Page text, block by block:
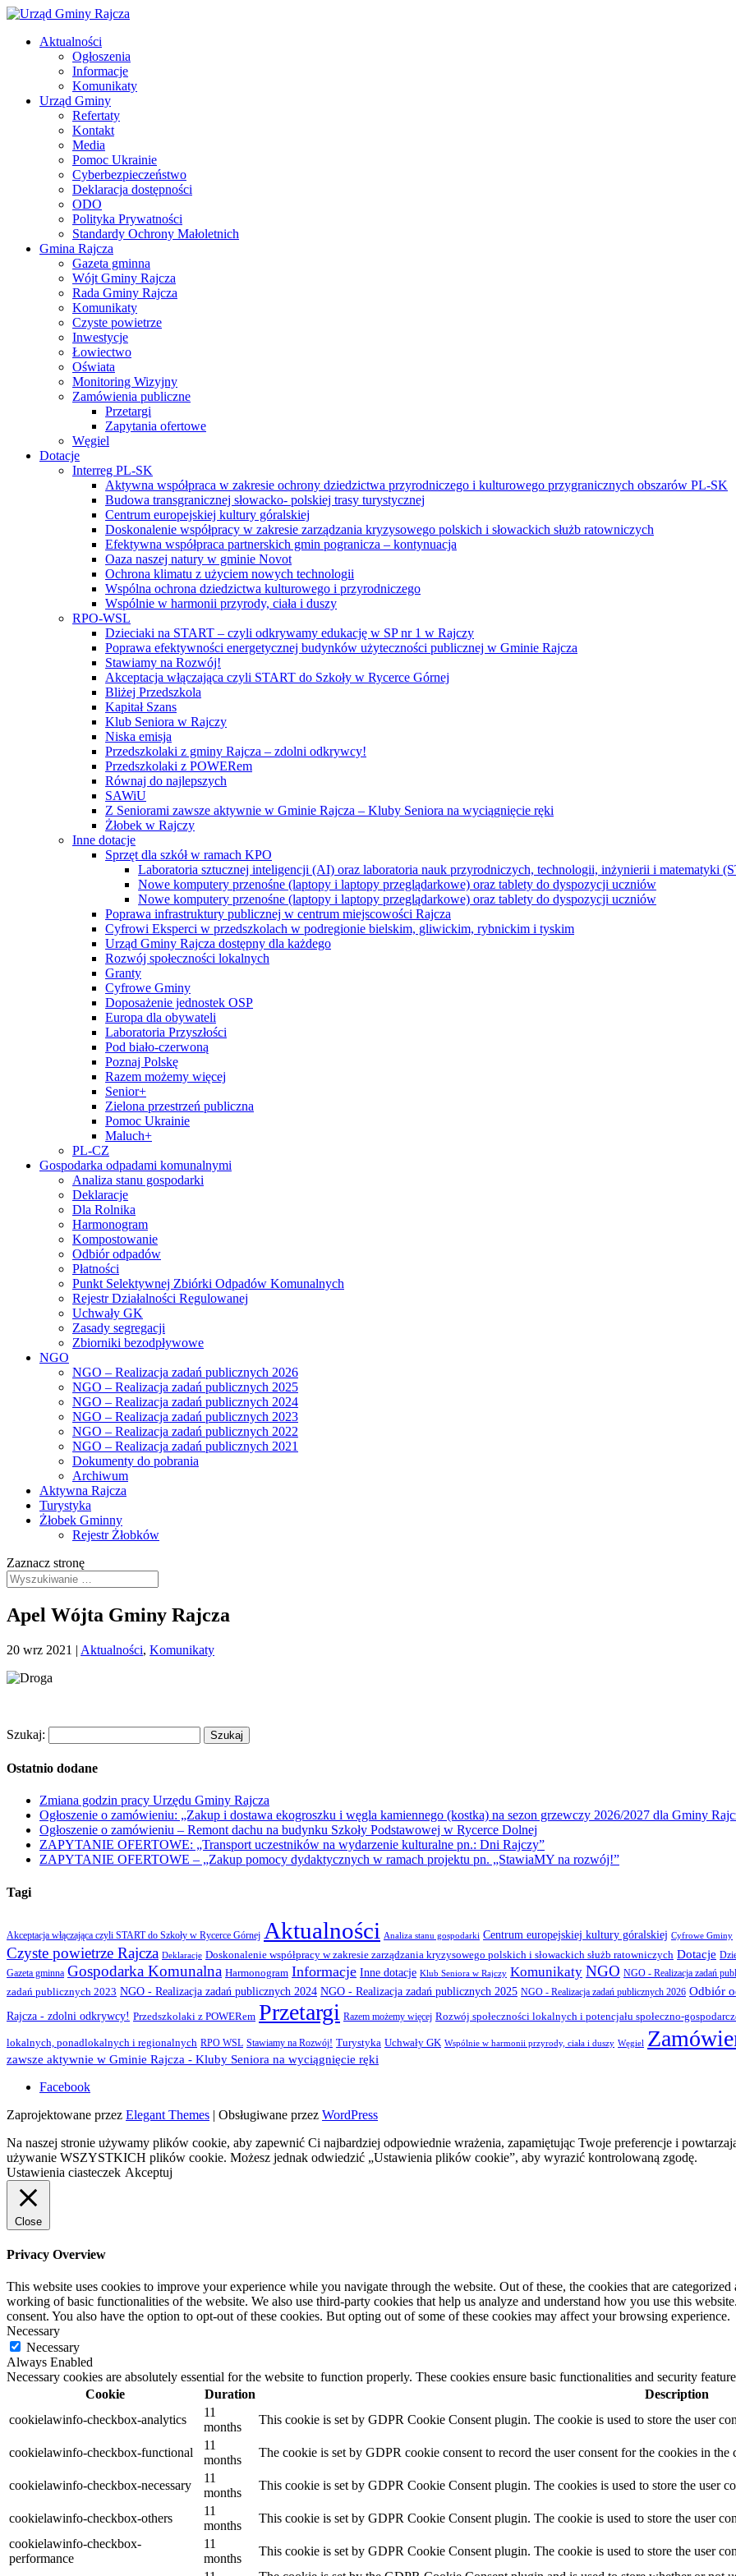
Aktualności
Ogłoszenia
Informacje
Komunikaty
Urząd Gminy
Refertaty
Kontakt
Media
Pomoc Ukrainie
Cyberbezpieczeństwo
Deklaracja dostępności
ODO
Polityka Prywatności
Standardy Ochrony Małoletnich
Gmina Rajcza
Gazeta gminna
Wójt Gminy Rajcza
Rada Gminy Rajcza
Komunikaty
Czyste powietrze
Inwestycje
Łowiectwo
Oświata
Monitoring Wizyjny
Zamówienia publiczne
Przetargi
Zapytania ofertowe
Węgiel
Dotacje
Interreg PL-SK
Aktywna współpraca w zakresie ochrony dziedzictwa przyrodniczego i kulturowego przygranicznych obszarów PL-SK
Budowa transgranicznej słowacko- polskiej trasy turystycznej
Centrum europejskiej kultury góralskiej
Doskonalenie współpracy w zakresie zarządzania kryzysowego polskich i słowackich służb ratowniczych
Efektywna współpraca partnerskich gmin pogranicza – kontynuacja
Oaza naszej natury w gminie Novot
Ochrona klimatu z użyciem nowych technologii
Wspólna ochrona dziedzictwa kulturowego i przyrodniczego
Wspólnie w harmonii przyrody, ciała i duszy
RPO-WSL
Dzieciaki na START – czyli odkrywamy edukację w SP nr 1 w Rajczy
Poprawa efektywności energetycznej budynków użyteczności publicznej w Gminie Rajcza
Stawiamy na Rozwój!
Akceptacja włączająca czyli START do Szkoły w Rycerce Górnej
Bliżej Przedszkola
Kapitał Szans
Klub Seniora w Rajczy
Niska emisja
Przedszkolaki z gminy Rajcza – zdolni odkrywcy!
Przedszkolaki z POWERem
Równaj do najlepszych
SAWiU
Z Seniorami zawsze aktywnie w Gminie Rajcza – Kluby Seniora na wyciągnięcie ręki
Żłobek w Rajczy
Inne dotacje
Sprzęt dla szkół w ramach KPO
Laboratoria sztucznej inteligencji (AI) oraz laboratoria nauk przyrodniczych, technologii, inżynierii i matematyki
Nowe komputery przenośne (laptopy i laptopy przeglądarkowe) oraz tablety do dyspozycji uczniów
Nowe komputery przenośne (laptopy i laptopy przeglądarkowe) oraz tablety do dyspozycji uczniów
Poprawa infrastruktury publicznej w centrum miejscowości Rajcza
Cyfrowi Eksperci w przedszkolach w podregionie bielskim, gliwickim, rybnickim i tyskim
Urząd Gminy Rajcza dostępny dla każdego
Rozwój społeczności lokalnych
Granty
Cyfrowe Gminy
Doposażenie jednostek OSP
Europa dla obywateli
Laboratoria Przyszłości
Pod biało-czerwoną
Poznaj Polskę
Razem możemy więcej
Senior+
Zielona przestrzeń publiczna
Pomoc Ukrainie
Maluch+
PL-CZ
Gospodarka odpadami komunalnymi
Analiza stanu gospodarki
Deklaracje
Dla Rolnika
Harmonogram
Kompostowanie
Odbiór odpadów
Płatności
Punkt Selektywnej Zbiórki Odpadów Komunalnych
Rejestr Działalności Regulowanej
Uchwały GK
Zasady segregacji
Zbiorniki bezodpływowe
NGO
NGO – Realizacja zadań publicznych 2026
NGO – Realizacja zadań publicznych 2025
NGO – Realizacja zadań publicznych 2024
NGO – Realizacja zadań publicznych 2023
NGO – Realizacja zadań publicznych 2022
NGO – Realizacja zadań publicznych 2021
Dokumenty do pobrania
Archiwum
Aktywna Rajcza
Turystyka
Żłobek Gminny
Rejestr Żłobków
Zaznacz stronę
Apel Wójta Gminy Rajcza
20 wrz 2021 | Aktualności, Komunikaty
Szukaj:
Ostatnio dodane
Zmiana godzin pracy Urzędu Gminy Rajcza
Ogłoszenie o zamówieniu: „Zakup i dostawa ekogroszku i węgla kamiennego (kostka) na sezon grzewczy 2026/2027 dla Gminy
Ogłoszenie o zamówieniu – Remont dachu na budynku Szkoły Podstawowej w Rycerce Dolnej
ZAPYTANIE OFERTOWE: „Transport uczestników na wydarzenie kulturalne pn.: Dni Rajczy”
ZAPYTANIE OFERTOWE – „Zakup pomocy dydaktycznych w ramach projektu pn. „StawiaMY na rozwój!”
Tagi
Akceptacja włączająca czyli START do Szkoły w Rycerce Górnej Aktualności Analiza stanu gospodarki Centrum europejskiej kultury góralskiej Cyfrowe Gminy
Czyste powietrze Rajcza Deklaracje Doskonalenie współpracy w zakresie zarządzania kryzysowego polskich i słowackich służb ratowniczych Dotacje
Gazeta gminna Gospodarka Komunalna Harmonogram Informacje Inne dotacje Klub Seniora w Rajczy Komunikaty NGO NGO - Realizacja zadań
zadań publicznych 2023 NGO - Realizacja zadań publicznych 2024 NGO - Realizacja zadań publicznych 2025 NGO - Realizacja zadań publicznych 2026 Odbiór
Rajcza - zdolni odkrywcy! Przedszkolaki z POWERem Przetargi Razem możemy więcej Rozwój społeczności lokalnych i potencjału społeczno-
lokalnych, ponadlokalnych i regionalnych RPO WSL Stawiamy na Rozwój! Turystyka Uchwały GK Wspólnie w harmonii przyrody, ciała i duszy Węgiel
zawsze aktywnie w Gminie Rajcza - Kluby Seniora na wyciągnięcie ręki
Facebook
Zaprojektowane przez Elegant Themes | Obsługiwane przez WordPress
Na naszej stronie używamy plików cookie, aby zapewnić Ci najbardziej odpowiednie wrażenia, zapamiętując Twoje preferencje i
używanie WSZYSTKICH plików cookie. Możesz jednak odwiedzić „Ustawienia plików cookie”, aby wyrazić kontrolowaną zgodę.
Ustawienia ciasteczek Akceptuj
Close
Privacy Overview
This website uses cookies to improve your experience while you navigate through the website. Out of these, the cookies that are categorized
working of basic functionalities of the website. We also use third-party cookies that help us analyze and understand how you use this
consent. You also have the option to opt-out of these cookies. But opting out of some of these cookies may affect your browsing experience.
Necessary
Necessary
Always Enabled
Necessary cookies are absolutely essential for the website to function properly. These cookies ensure basic functionalities and security
Cookie
Duration
Description
cookielawinfo-checkbox-analytics
11
months
This cookie is set by GDPR Cookie Consent plugin. The cookie is used to store the user
cookielawinfo-checkbox-functional
11
months
The cookie is set by GDPR cookie consent to record the user consent for the cookies in
cookielawinfo-checkbox-necessary
11
months
This cookie is set by GDPR Cookie Consent plugin. The cookies is used to store the user
cookielawinfo-checkbox-others
11
months
This cookie is set by GDPR Cookie Consent plugin. The cookie is used to store the user
cookielawinfo-checkbox-
performance
11
months
This cookie is set by GDPR Cookie Consent plugin. The cookie is used to store the user